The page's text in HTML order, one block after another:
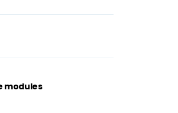
modules